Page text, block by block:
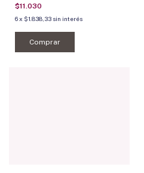
$11.030
6x $1.838,33 sin interés
Comprar